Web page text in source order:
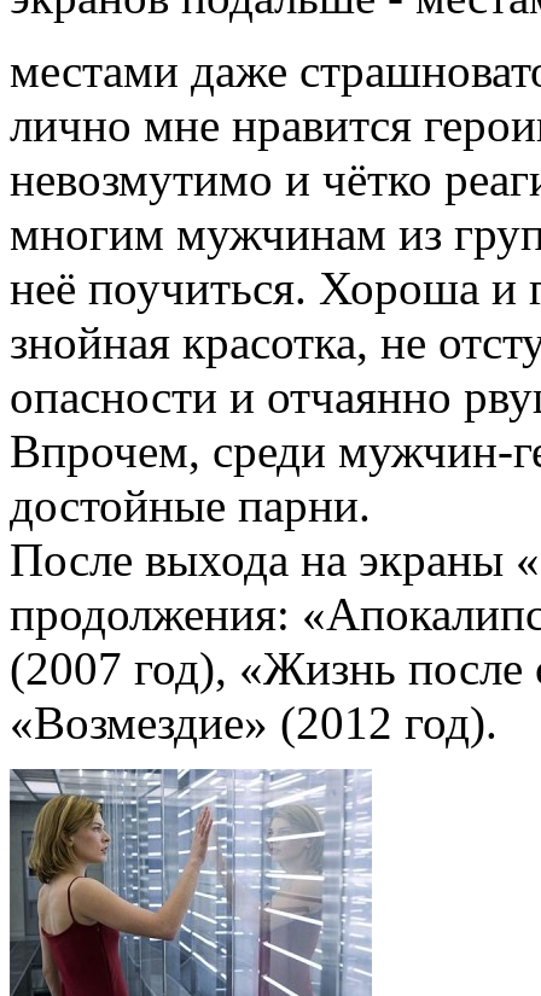
местами даже
лично мне нравится
невозмутимо и чётко
многим мужчинам из
неё поучиться. Хороша
знойная красотка, не
опасности и отчаянно
Впрочем, среди мужчин-
достойные парни.
После выхода на экраны
продолжения:
(2007 год), «Жизнь после
«Возмездие» (2012 год).